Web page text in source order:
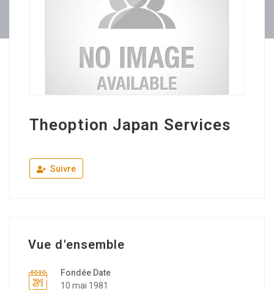
Theoption Japan Services
Suivre
Vue d'ensemble
Fondée Date
10 mai 1981